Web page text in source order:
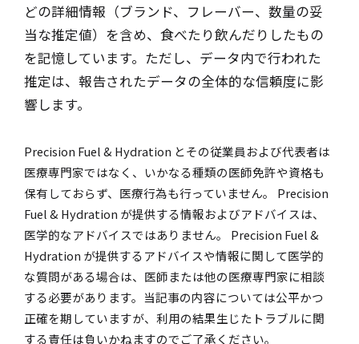
どの詳細情報（ブランド、フレーバー、数量の妥
当な推定値）を含め、食べたり飲んだりしたもの
を記憶しています。ただし、データ内で行われた
推定は、報告されたデータの全体的な信頼度に影
響します。
Precision Fuel & Hydration とその従業員および代表者は
医療専門家ではなく、いかなる種類の医師免許や資格も
保有しておらず、医療行為も行っていません。 Precision
Fuel & Hydration が提供する情報およびアドバイスは、
医学的なアドバイスではありません。 Precision Fuel &
Hydration が提供するアドバイスや情報に関して医学的
な質問がある場合は、医師または他の医療専門家に相談
する必要があります。当記事の内容については公平かつ
正確を期していますが、利用の結果生じたトラブルに関
する責任は負いかねますのでご了承ください。